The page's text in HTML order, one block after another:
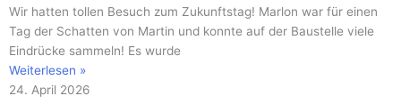
Wir hatten tollen Besuch zum Zukunftstag! Marlon war für einen
Tag der Schatten von Martin und konnte auf der Baustelle viele
Eindrücke sammeln! Es wurde
Weiterlesen »
24. April 2026